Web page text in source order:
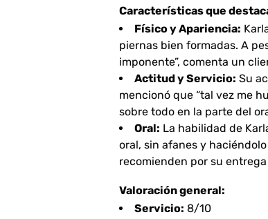
Características que
Físico y Apariencia:
piernas bien formadas. A
imponente”, comenta un
Actitud y Servicio: Su
mencionó que “tal vez me
sobre todo en la parte del
Oral: La habilidad de
oral, sin afanes y
recomienden por su
Valoración general:
Servicio: 8/10